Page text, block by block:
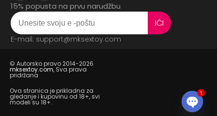
15% popusta na prvu narudžbu
IĆI
E-mail: support@mksextoy.com
© Autorsko pravo 2014-2026
mksextoy.com, Sva prava
pridržana
Ova stranica je prikladna za
gledanje i kupovinu od 18+, svi
modeli su 18+.
1